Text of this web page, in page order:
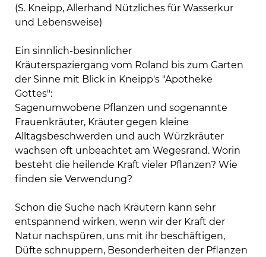
(S. Kneipp, Allerhand Nützliches für Wasserkur
und Lebensweise)
Ein sinnlich-besinnlicher
Kräuterspaziergang vom Roland bis zum Garten
der Sinne mit Blick in Kneipp's "Apotheke
Gottes":
Sagenumwobene Pflanzen und sogenannte
Frauenkräuter, Kräuter gegen kleine
Alltagsbeschwerden und auch Würzkräuter
wachsen oft unbeachtet am Wegesrand. Worin
besteht die heilende Kraft vieler Pflanzen? Wie
finden sie Verwendung?
Schon die Suche nach Kräutern kann sehr
entspannend wirken, wenn wir der Kraft der
Natur nachspüren, uns mit ihr beschäftigen,
Düfte schnuppern, Besonderheiten der Pflanzen